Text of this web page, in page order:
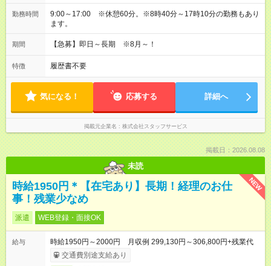
勤務時間
9:00～17:00 ※休憩60分。※8時40分～17時10分の勤務もあり
ます。
期間 【急募】即日～長期 ※8月～！
特徴 履歴書不要
気になる！ 応募する 詳細へ
掲載元企業名 株式会社スタッフサービス
掲載日：2026.08.08
未読
NEW
時給1950円＊【在宅あり】長期！経理のお仕
事！残業少なめ
派遣 WEB登録・面接OK
給与
時給1950円～2000円 月収例 299,130円～306,800円+残業代
交通費別途支給あり